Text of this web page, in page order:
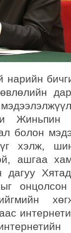
Жиньпин
болон
хэлж,
ашгаа
дагуу